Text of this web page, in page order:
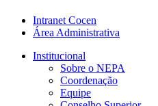
Intranet Cocen
Área Administrativa
Institucional
Sobre o NEPA
Coordenação
Equipe